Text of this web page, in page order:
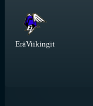
EräViikingit